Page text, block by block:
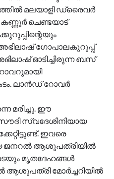
മലയാളി ഡ്രൈവർ
കണ്ണൂർ ചെണ്ടയാട്
ഗോപാലകുറുപ്പ്
ഓടിച്ചിരുന്ന ബസ്
ലാൻഡ് റോവർ
മരിച്ചു. ഈ
സ്വദേശിനിയായ
ഇവരെ
ജനറൽ ആശുപത്രിയിൽ
മൃതദേഹങ്ങൾ
മോർച്ചറിയിൽ